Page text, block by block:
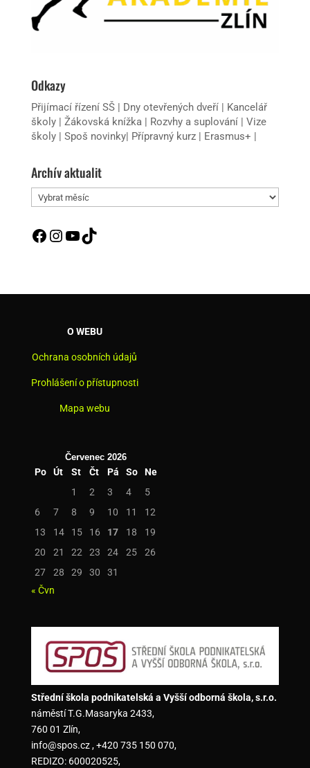
Odkazy
Přijímací řízení SŠ| Dny otevřených dveří| Kancelář
školy| Žákovská knížka| Rozvhy a suplování | Vize
školy | Spoš novinky| Přípravný kurz| Erasmus+ |
Archív aktualit
Archív
aktualit
Facebook
Instagram
YouTube
TikTok
O WEBU
Ochrana osobních údajů
Prohlášení o přístupnosti
Mapa webu
Červenec 2026
Po Út St Čt Pá So
Ne
1
2 3 4
5
6
7 8 9 10 11
12
13
14 15 16 17 18
19
20
21 22 23 24 25
26
27
28 29 30
31
« Čvn
Střední škola podnikatelská a Vyšší odborná škola, s.r.o.
náměstí T.G.Masaryka 2433,
760 01 Zlín,
info@spos.cz , +420 735 150 070,
REDIZO: 600020525,